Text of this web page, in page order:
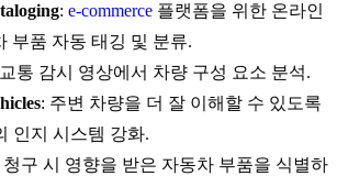
: e-commerce 플랫폼을 위한 온라인
부품 자동 태깅 및 분류.
통 감시 영상에서 차량 구성 요소 분석.
: 주변 차량을 더 잘 이해할 수 있도록
인지 시스템 강화.
청구 시 영향을 받은 자동차 부품을 식별하